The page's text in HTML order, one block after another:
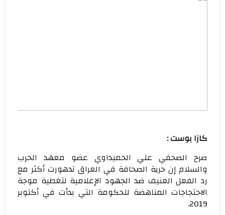
كازا بوست :
صرح الصحفي علي الحميداوي عضو معهد الحرب
والسلام إن حرية الصحافة في العراق تدهورت أكثر مع
رد الفعل العنيف ضد الجهود الإعلامية لتغطية موجة
الاحتجاجات المناهضة للحكومة التي بدأت في أكتوبر
2019.